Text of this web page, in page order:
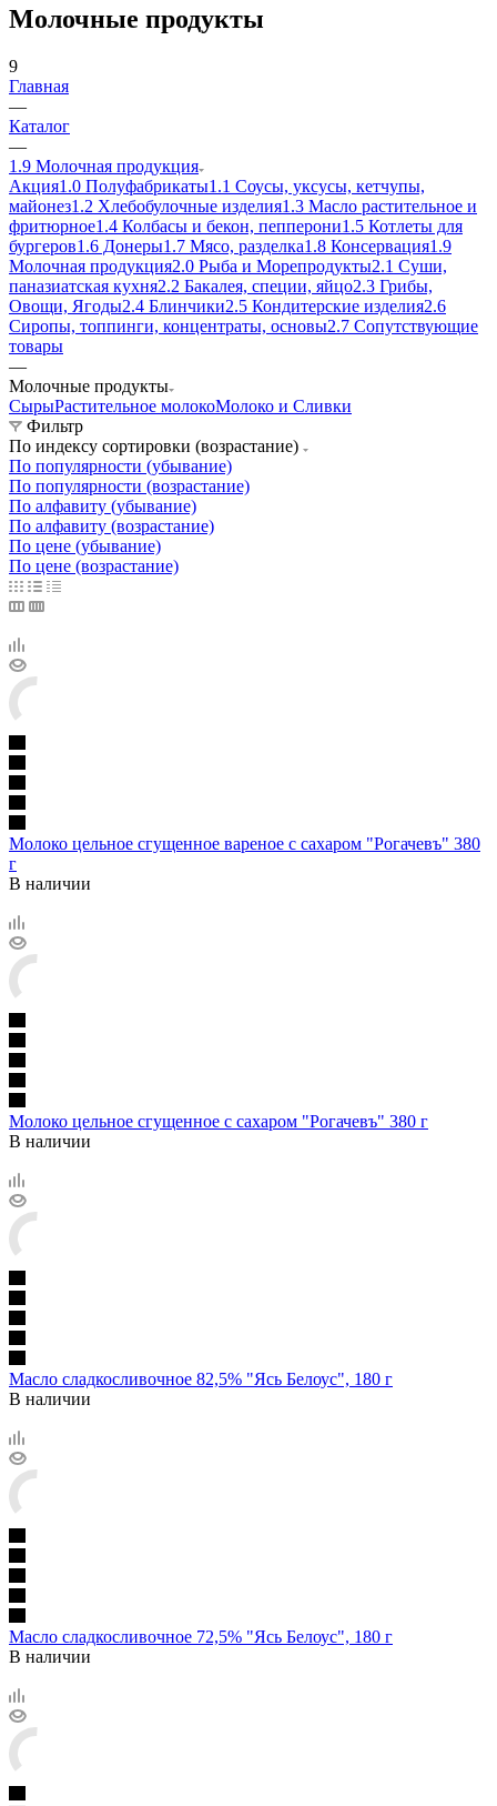
Молочные продукты
9
Главная
—
Каталог
—
1.9 Молочная продукция
Акция1.0 Полуфабрикаты1.1 Соусы, уксусы, кетчупы,
майонез1.2 Хлебобулочные изделия1.3 Масло растительное и
фритюрное1.4 Колбасы и бекон, пепперони1.5 Котлеты для
бургеров1.6 Донеры1.7 Мясо, разделка1.8 Консервация1.9
Молочная продукция2.0 Рыба и Морепродукты2.1 Суши,
паназиатская кухня2.2 Бакалея, специи, яйцо2.3 Грибы,
Овощи, Ягоды2.4 Блинчики2.5 Кондитерские изделия2.6
Сиропы, топпинги, концентраты, основы2.7 Сопутствующие
товары
—
Молочные продукты
СырыРастительное молокоМолоко и Сливки
Фильтр
По индексу сортировки (возрастание)
По популярности (убывание)
По популярности (возрастание)
По алфавиту (убывание)
По алфавиту (возрастание)
По цене (убывание)
По цене (возрастание)
Молоко цельное сгущенное вареное с сахаром "Рогачевъ" 380
г
В наличии
Молоко цельное сгущенное с сахаром "Рогачевъ" 380 г
В наличии
Масло сладкосливочное 82,5% "Ясь Белоус", 180 г
В наличии
Масло сладкосливочное 72,5% "Ясь Белоус", 180 г
В наличии